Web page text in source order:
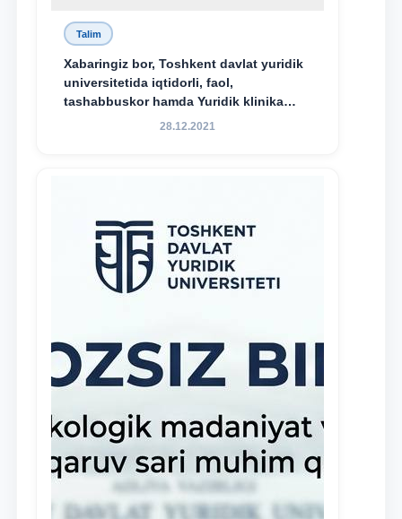
Talim
Xabaringiz bor, Toshkent davlat yuridik
universitetida iqtidorli, faol,
tashabbuskor hamda Yuridik klinika
faoliyatida o‘z bilim va ko‘nikmalarini
28.12.2021